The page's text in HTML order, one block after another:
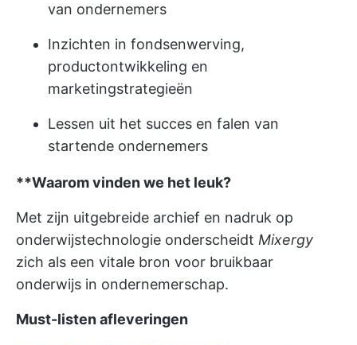
van ondernemers
Inzichten in fondsenwerving,
productontwikkeling en
marketingstrategieën
Lessen uit het succes en falen van
startende ondernemers
**Waarom vinden we het leuk?
Met zijn uitgebreide archief en nadruk op
onderwijstechnologie onderscheidt Mixergy
zich als een vitale bron voor bruikbaar
onderwijs in ondernemerschap.
Must-listen afleveringen